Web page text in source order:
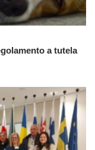
a tutela